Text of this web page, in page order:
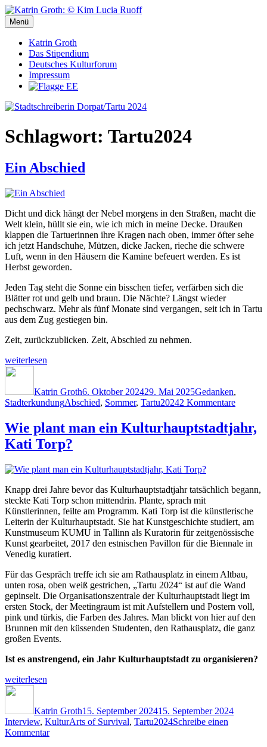
Zum
Inhalt
springen
Stadtschreiberin Dorpat/Tartu 2024
Stadtschreiberin Dorpat/Tartu 2024
Menü
Katrin Groth
Das Stipendium
Deutsches Kulturforum
Impressum
Schlagwort: Tartu2024
Ein Abschied
Dicht und dick hängt der Nebel morgens in den Straßen, macht die
Welt klein, hüllt sie ein, wie ich mich in meine Decke. Draußen
klappen die Tartuerinnen ihre Kragen nach oben, immer öfter sehe
ich jetzt Handschuhe, Mützen, dicke Jacken, rieche die schwere
Luft, wenn in den Häusern die Kamine befeuert werden. Es ist
Herbst geworden.
Jeden Tag steht die Sonne ein bisschen tiefer, verfärben sich die
Blätter rot und gelb und braun. Die Nächte? Längst wieder
pechschwarz. Mehr als fünf Monate sind vergangen, seit ich in Tartu
aus dem Zug gestiegen bin.
Zeit, zurückzublicken. Zeit, Abschied zu nehmen.
„Ein
Abschied“
weiterlesen
Katrin Groth6. Oktober 202429. Mai 2025Gedanken,
StadterkundungSchlagwörter
Abschied, Sommer, Tartu20242 Kommentarezu
Wie plant man ein Kulturhauptstadtjahr,
Kati Torp?
Knapp drei Jahre bevor das Kulturhauptstadtjahr tatsächlich begann,
steckte Kati Torp schon mittendrin. Plante, sprach mit
Künstlerinnen, feilte am Programm. Kati Torp ist die künstlerische
Leiterin der Kulturhauptstadt. Sie hat Kunstgeschichte studiert, am
Kunstmuseum KUMU in Tallinn als Kuratorin für zeitgenössische
Kunst gearbeitet, 2017 den estnischen Pavillon für die Biennale in
Venedig kuratiert.
Für das Gespräch treffe ich sie am Rathausplatz in einem Altbau,
unten rosa, oben weiß gestrichen, „Tartu 2024“ ist auf die Wand
gepinselt. Die Organisationszentrale der Kulturhauptstadt liegt im
ersten Stock, der Meetingraum ist mit Aufstellern und Postern voll,
pink und türkis, die Farben des Jahres. Man blickt von hier auf den
Brunnen mit den küssenden Studenten, den Rathausplatz, die ganz
großen Events.
Ist es anstrengend, ein Jahr Kulturhauptstadt zu organisieren?
„Wie
plant
Kulturhauptstadtjahr,
Kati
weiterlesen
Katrin Groth15. September 202415. September 2024
Interview, KulturSchlagwörter
Arts of Survival, Tartu2024Schreibe einen
Kommentarzu